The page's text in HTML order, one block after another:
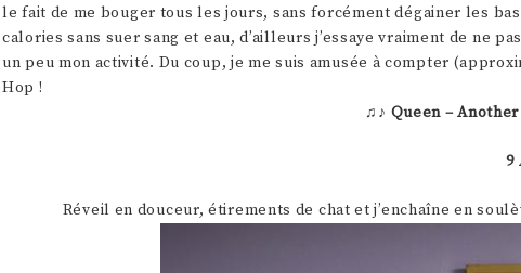
le fait de me bouger tous les jours, sans forcément dégainer les
calories sans suer sang et eau, d’ailleurs j’essaye vraiment de ne
un peu mon activité. Du coup, je me suis amusée à compter
Hop !
♫♪ Queen –
9
Réveil en douceur, étirements de chat et j’enchaîne en